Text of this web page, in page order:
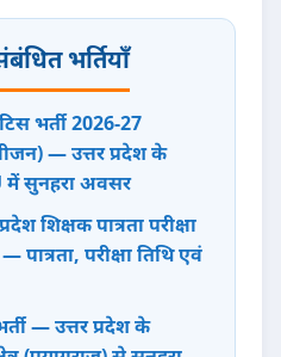
भर्तियाँ
भर्ती 2026-27
— उत्तर प्रदेश के
में सुनहरा अवसर
शिक्षक पात्रता परीक्षा
परीक्षा तिथि एवं
— उत्तर प्रदेश के